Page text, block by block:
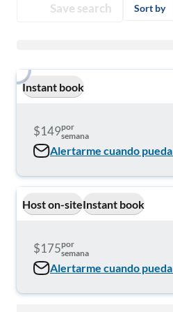
Save search Sort by
Instant book
$149por
semana
Alertarme cuando
Host on-siteInstant book
$175por
semana
Alertarme cuando